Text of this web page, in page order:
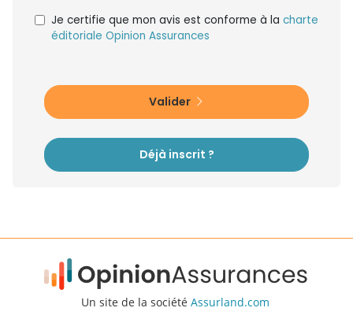
Je certifie que mon avis est conforme à la charte
éditoriale Opinion Assurances
Valider
Déjà inscrit ?
Un site de la société Assurland.com